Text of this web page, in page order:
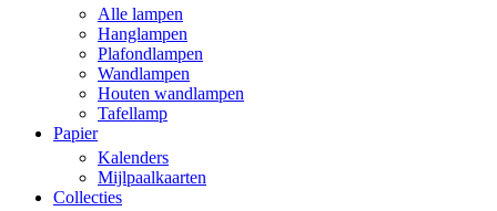
Alle lampen
Hanglampen
Plafondlampen
Wandlampen
Houten wandlampen
Tafellamp
Papier
Kalenders
Mijlpaalkaarten
Collecties